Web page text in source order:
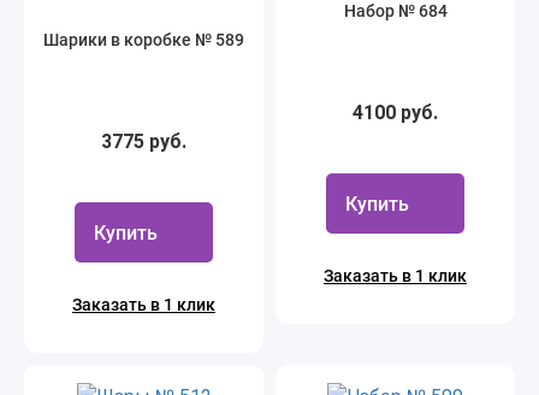
Шарики в коробке № 589
3775 руб.
Купить
Заказать в 1 клик
Набор № 684
4100 руб.
Купить
Заказать в 1 клик